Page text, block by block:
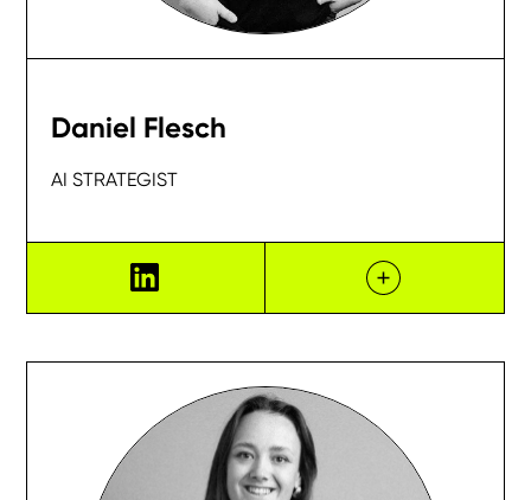
Daniel Flesch
AI STRATEGIST